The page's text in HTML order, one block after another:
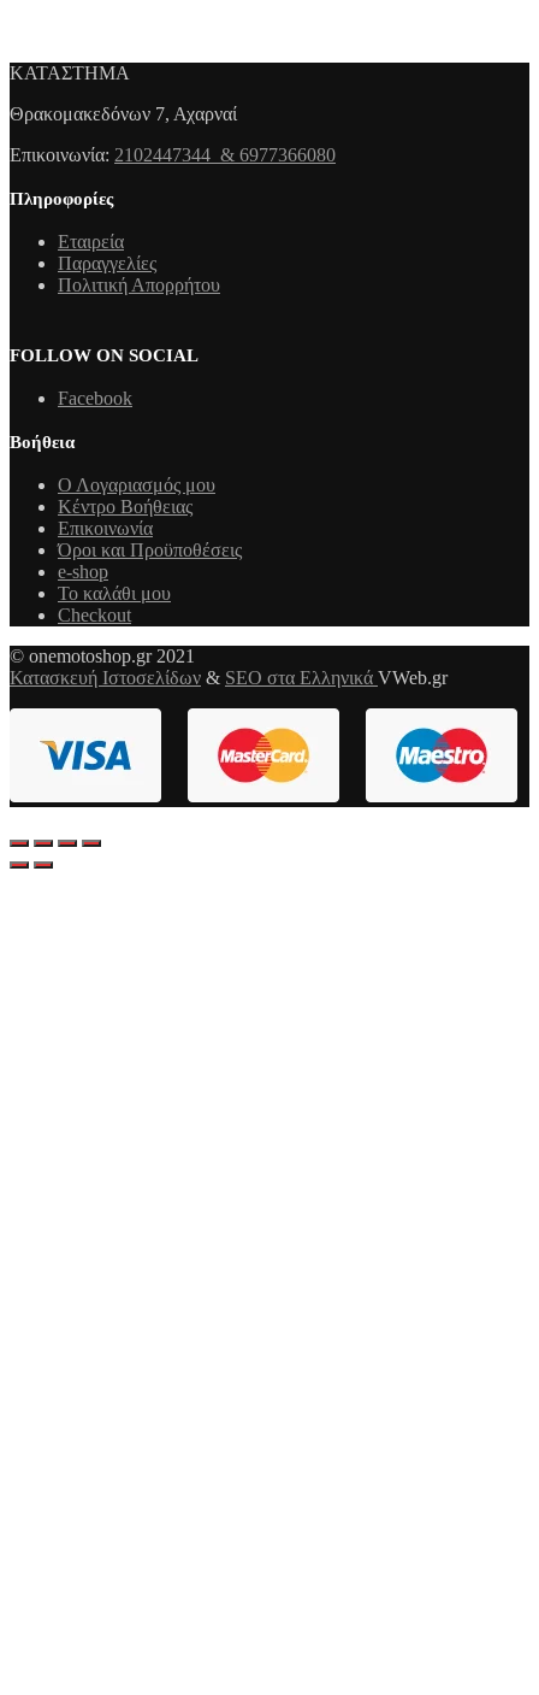
ΚΑΤΑΣΤΗΜΑ
Θρακομακεδόνων 7, Αχαρναί
Επικοινωνία: 2102447344 & 6977366080
Πληροφορίες
Εταιρεία
Παραγγελίες
Πολιτική Απορρήτου
FOLLOW ON SOCIAL
Facebook
Βοήθεια
Ο Λογαριασμός μου
Κέντρο Βοήθειας
Επικοινωνία
Όροι και Προϋποθέσεις
e-shop
Το καλάθι μου
Checkout
© onemotoshop.gr 2021
Κατασκευή Ιστοσελίδων & SEO στα Ελληνικά VWeb.gr